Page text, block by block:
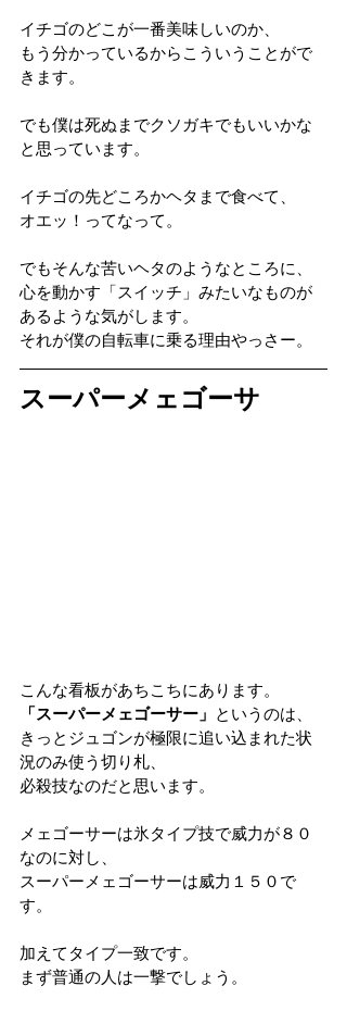
イチゴのどこが一番美味しいのか、
もう分かっているからこういうことがで
きます。
でも僕は死ぬまでクソガキでもいいかな
と思っています。
イチゴの先どころかヘタまで食べて、
オエッ！ってなって。
でもそんな苦いヘタのようなところに、
心を動かす「スイッチ」みたいなものが
あるような気がします。
それが僕の自転車に乗る理由やっさー。
スーパーメェゴーサ
こんな看板があちこちにあります。
「スーパーメェゴーサー」 というのは、
きっとジュゴンが極限に追い込まれた状
況のみ使う切り札、
必殺技なのだと思います。
メェゴーサーは氷タイプ技で威力が８０
なのに対し、
スーパーメェゴーサーは威力１５０で
す。
加えてタイプ一致です。
まず普通の人は一撃でしょう。